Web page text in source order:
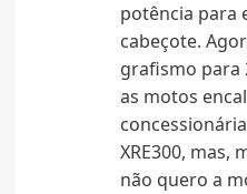
potência para
cabeçote.
grafismo para
as motos
XRE300, mas,
não quero a